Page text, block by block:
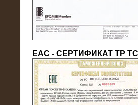
ЕАС - СЕРТИФИКАТ ТР ТС